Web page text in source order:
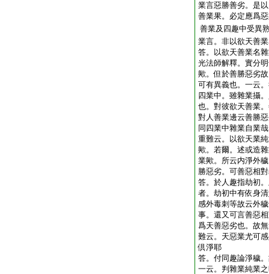
業言惡勝善劣。是
善業果。必定應爲
善業及四趣中受異
業言。非以欲天善
答。以欲天善業名
光法師解釋。實分
歟。但於善勝惡劣
可有異義也。一云
四業中。雖雜業攝
也。對彼欲天善業
對人善業邊云善勝
同四業中雜業自業
重難云。以欲天業
歟。若爾。述或造
業歟。所云内淨外
勝惡劣。可善惡相
答。於人趣指劫初
者。劫初中有依身
感外毒刺等故云外
事。還又可言善惡
爲天善惡劣也。故
難云。天惡業尤可
倶淨耶
答。付同趣論淨穢
一云。判雜業純業